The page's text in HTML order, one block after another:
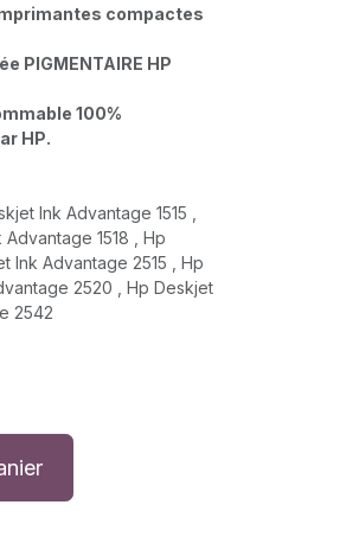
compactes
PIGMENTAIRE HP
100%
HP.
Ink Advantage 1515 ,
1518 , Hp
Ink Advantage 2515 , Hp
2520 , Hp Deskjet
2542